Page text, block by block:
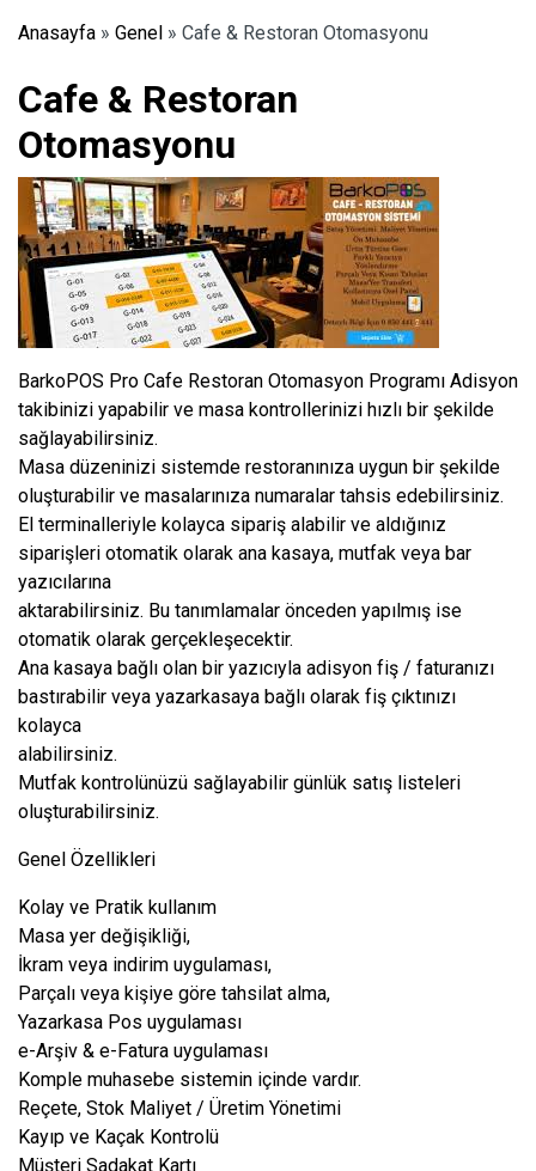
Anasayfa » Genel » Cafe & Restoran Otomasyonu
Cafe & Restoran
Otomasyonu
BarkoPOS Pro Cafe Restoran Otomasyon Programı Adisyon
takibinizi yapabilir ve masa kontrollerinizi hızlı bir şekilde
sağlayabilirsiniz.
Masa düzeninizi sistemde restoranınıza uygun bir şekilde
oluşturabilir ve masalarınıza numaralar tahsis edebilirsiniz.
El terminalleriyle kolayca sipariş alabilir ve aldığınız
siparişleri otomatik olarak ana kasaya, mutfak veya bar
yazıcılarına
aktarabilirsiniz. Bu tanımlamalar önceden yapılmış ise
otomatik olarak gerçekleşecektir.
Ana kasaya bağlı olan bir yazıcıyla adisyon fiş / faturanızı
bastırabilir veya yazarkasaya bağlı olarak fiş çıktınızı
kolayca
alabilirsiniz.
Mutfak kontrolünüzü sağlayabilir günlük satış listeleri
oluşturabilirsiniz.
Genel Özellikleri
Kolay ve Pratik kullanım
Masa yer değişikliği,
İkram veya indirim uygulaması,
Parçalı veya kişiye göre tahsilat alma,
Yazarkasa Pos uygulaması
e-Arşiv & e-Fatura uygulaması
Komple muhasebe sistemin içinde vardır.
Reçete, Stok Maliyet / Üretim Yönetimi
Kayıp ve Kaçak Kontrolü
Müşteri Sadakat Kartı